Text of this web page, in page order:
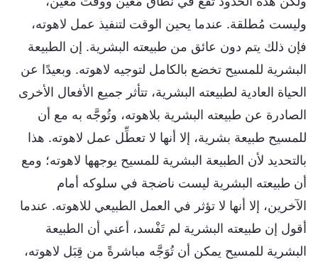
وليست مُطلقة. عندما يحين الوقت لتنفيذ عمل لاهوته،
فإن ذلك يتم دون عائق من طبيعته البشرية. إن الطبيعة
البشرية للمسيح تخضع بالكامل لتوجيه لاهوته. وبعيدًا عن
الحياة العادية لطبيعته البشرية، تتأثر جميع الأفعال الأخرى
الصادرة عن طبيعته البشرية بلاهوته، وتُوجَّه به مع أن
للمسيح طبيعة بشرية، إلا أنها لا تعطِّل عمل لاهوته. هذا
بالتحديد لأن الطبيعة البشرية للمسيح يوجهها لاهوته؛ ومع
أن طبيعته البشرية ليست ناضجة في سلوكه أمام
الآخرين، إلا أنها لا تؤثر في العمل الطبيعي للاهوته. عندما
أقول إن طبيعته البشرية لم تَفْسد، أعني أن الطبيعة
البشرية للمسيح يمكن أن تُوَجَّه مباشرةً من قِبَل لاهوته،